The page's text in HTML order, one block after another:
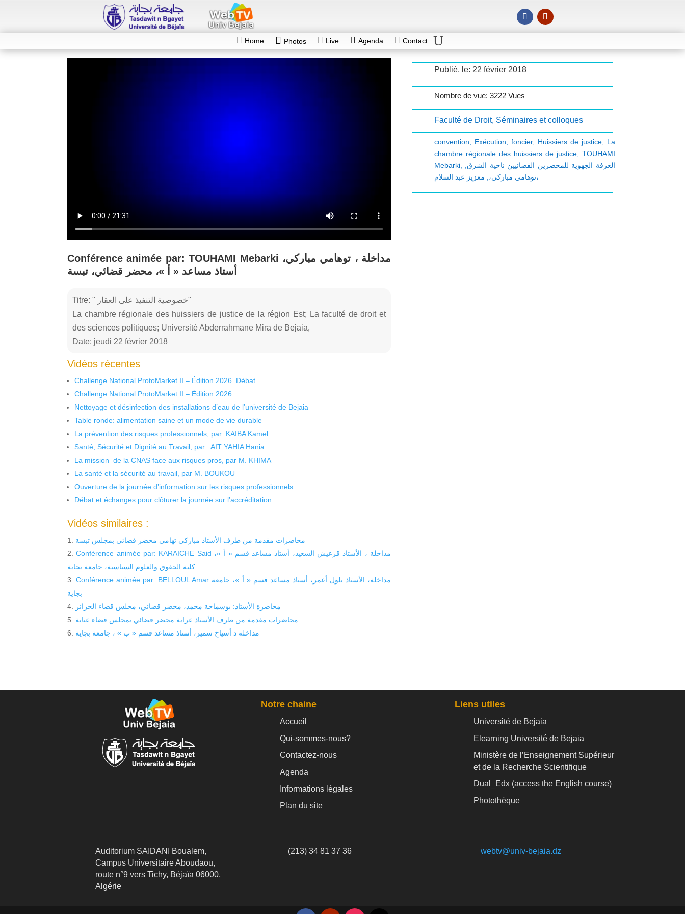
Home Photos Live Agenda Contact
Conférence animée par: TOUHAMI Mebarki مداخلة ، توهامي مباركي،
أستاذ مساعد « أ »، محضر قضائي، تبسة
Titre: " خصوصية التنفيذ على العقار"
La chambre régionale des huissiers de justice de la région Est; La faculté de droit et
des sciences politiques; Université Abderrahmane Mira de Bejaia,
Date: jeudi 22 février 2018
Vidéos récentes
Challenge National ProtoMarket II – Édition 2026. Débat
Challenge National ProtoMarket II – Édition 2026
Nettoyage et désinfection des installations d’eau de l’université de Bejaia
Table ronde: alimentation saine et un mode de vie durable
La prévention des risques professionnels, par: KAIBA Kamel
Santé, Sécurité et Dignité au Travail, par : AIT YAHIA Hania
La mission de la CNAS face aux risques pros, par M. KHIMA
La santé et la sécurité au travail, par M. BOUKOU
Ouverture de la journée d’information sur les risques professionnels
Débat et échanges pour clôturer la journée sur l’accréditation
Vidéos similaires :
محاضرات مقدمة من طرف الأستاذ مباركي تهامي محضر قضائي بمجلس تبسة
Conférence animée par: KARAICHE Said مداخلة ، الأستاذ قرعيش السعيد، أستاذ مساعد قسم « أ »،
كلية الحقوق والعلوم السياسية، جامعة بجاية
Conférence animée par: BELLOUL Amar مداخلة، الأستاذ بلول أعمر، أستاذ مساعد قسم « أ »، جامعة
بجاية
محاضرة الأستاذ: بوسماحة محمد، محضر قضائي، مجلس قضاء الجزائر
محاضرات مقدمة من طرف الأستاذ عرابة محضر قضائي بمجلس قضاء عنابة
مداخلة د أسياخ سمير، أستاذ مساعد قسم « ب » ، جامعة بجاية
Publié, le: 22 février 2018
Nombre de vue: 3222 Vues
Faculté de Droit, Séminaires et colloques
convention, Exécution, foncier, Huissiers de justice, La
chambre régionale des huissiers de justice, TOUHAMI
Mebarki, الغرفة الجهوية للمحضرين القضائيين ناحية الشرق,
توهامي مباركي،, معزيز عبد السلام،
Notre chaine
Accueil
Qui-sommes-nous?
Contactez-nous
Agenda
Informations légales
Plan du site
Liens utiles
Université de Bejaia
Elearning Université de Bejaia
Ministère de l’Enseignement Supérieur
et de la Recherche Scientifique
Dual_Edx (access the English course)
Photothèque
Auditorium SAIDANI Boualem,
Campus Universitaire Aboudaou,
route n°9 vers Tichy, Béjaïa 06000,
Algérie
(213) 34 81 37 36 webtv@univ-bejaia.dz